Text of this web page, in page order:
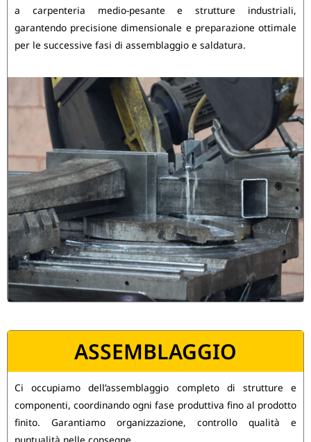
a carpenteria medio-pesante e strutture industriali,
garantendo precisione dimensionale e preparazione ottimale
per le successive fasi di assemblaggio e saldatura.
ASSEMBLAGGIO
Ci occupiamo dell’assemblaggio completo di strutture e
componenti, coordinando ogni fase produttiva fino al prodotto
finito. Garantiamo organizzazione, controllo qualità e